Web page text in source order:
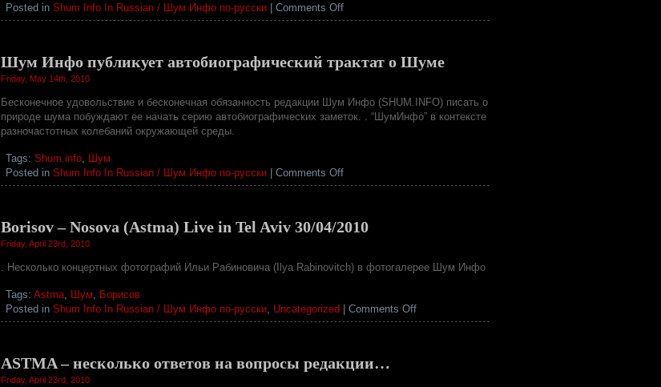
Posted in Shum Info In Russian / Шум Инфо по-русски Comments Offon
Владимир
из
рок-
н-
Шум Инфо публикует автобиографический трактат о Шуме
Friday, May 14th, 2010
Бесконечное удовольствие и бесконечная обязанность редакции Шум Инфо (SHUM.INFO) писать о
природе шума побуждают ее начать серию автобиографических заметок. . “ШумИнфо” в контексте
разночастотных колебаний окружающей среды.
Tags: Shum.info, Шум
Posted in Shum Info In Russian / Шум Инфо по-русски Comments Offon
Шум
автобиографический
Шуме
Borisov – Nosova (Astma) Live in Tel Aviv 30/04/2010
Friday, April 23rd, 2010
. Несколько концертных фотографий Ильи Рабиновича (Ilya Rabinovitch) в фотогалерее Шум Инфо
Tags: Astma, Шум, Борисов
Posted in Shum Info In Russian / Шум Инфо по-русски, Uncategorized Comments Offon
Borisov
ASTMA – несколько ответов на вопросы редакции…
Friday, April 23rd, 2010